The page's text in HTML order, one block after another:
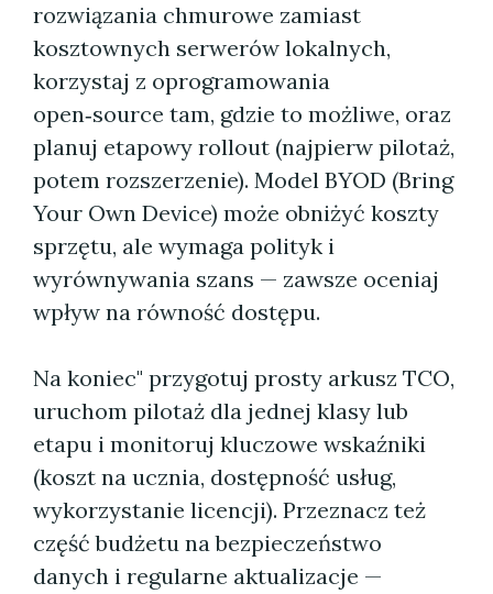
rozwiązania chmurowe zamiast
kosztownych serwerów lokalnych,
korzystaj z oprogramowania
open‑source tam, gdzie to możliwe, oraz
planuj etapowy rollout (najpierw pilotaż,
potem rozszerzenie). Model BYOD (Bring
Your Own Device) może obniżyć koszty
sprzętu, ale wymaga polityk i
wyrównywania szans — zawsze oceniaj
wpływ na równość dostępu.
Na koniec" przygotuj prosty arkusz TCO,
uruchom pilotaż dla jednej klasy lub
etapu i monitoruj kluczowe wskaźniki
(koszt na ucznia, dostępność usług,
wykorzystanie licencji). Przeznacz też
część budżetu na bezpieczeństwo
danych i regularne aktualizacje —